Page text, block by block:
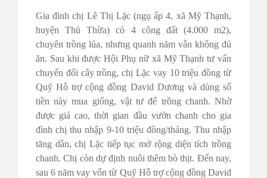
Gia đình chị Lê Thị Lặc (ngụ ấp 4, xã Mỹ Thạnh,
huyện Thủ Thừa) có 4 công đất (4.000 m2),
chuyên trồng lúa, nhưng quanh năm vẫn không đủ
ăn. Sau khi được Hội Phụ nữ xã Mỹ Thạnh tư vấn
chuyển đổi cây trồng, chị Lặc vay 10 triệu đồng từ
Quỹ Hỗ trợ cộng đồng David Dương và dùng số
tiền này mua giống, vật tư để trồng chanh. Nhờ
được giá cao, thời gian đầu vườn chanh cho gia
đình chị thu nhập 9-10 triệu đồng/tháng. Thu nhập
tăng dần, chị Lặc tiếp tục mở rộng diện tích trồng
chanh. Chị còn dự định nuôi thêm bò thịt. Đến nay,
sau 6 năm vay vốn từ Quỹ Hỗ trợ cộng đồng David